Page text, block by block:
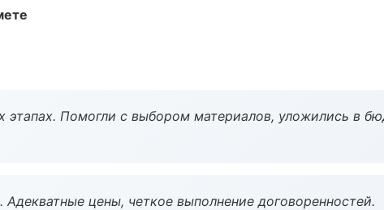
этапах. Помогли с выбором материалов, уложились в
цены, четкое выполнение договоренностей.